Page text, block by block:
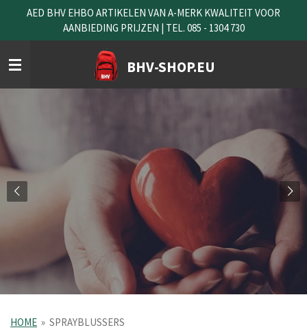
naar
de
hoofdinhoud
BHV-SHOP.EU
AED BHV EHBO ARTIKELEN VAN A-MERK KWALITEIT VOOR
AANBIEDING PRIJZEN | TEL. 085 - 1304 730
HOME » SPRAYBLUSSERS